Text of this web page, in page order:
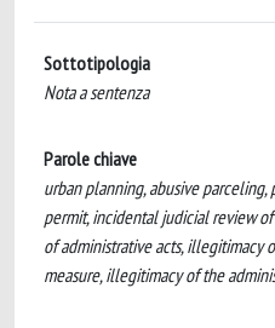
Sottotipologia
Nota a sentenza
Parole chiave
urban planning, abusive
permit, incidental judicial review
of administrative acts, illegitimacy
measure, illegitimacy of the